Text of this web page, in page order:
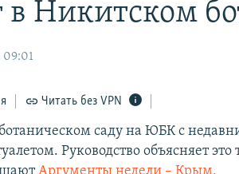
в Никитском
09:01
Читать без VPN
саду на ЮБК с
Руководство объясняет